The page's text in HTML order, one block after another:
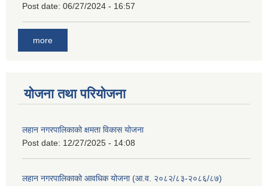
Post date: 06/27/2024 - 16:57
more
योजना तथा परियोजना
लहान नगरपालिकाको क्षमता विकास योजना
Post date: 12/27/2025 - 14:08
लहान नगरपालिकाको आवधिक योजना (आ.व. २०८२/८३-२०८६/८७)